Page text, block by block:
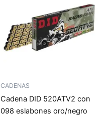
CADENAS
Cadena DID 520ATV2 con
098 eslabones oro/negro